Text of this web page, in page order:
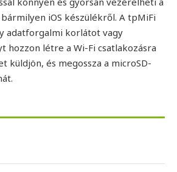
iOS készülékről. A tpMiFi
adatforgalmi korlátot vagy
hozzon létre a Wi-Fi csatlakozásra
küldjön, és megossza a microSD-